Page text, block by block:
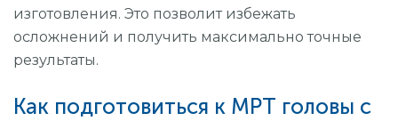
изготовления. Это позволит избежать
осложнений и получить максимально точные
результаты.
Как подготовиться к МРТ головы с